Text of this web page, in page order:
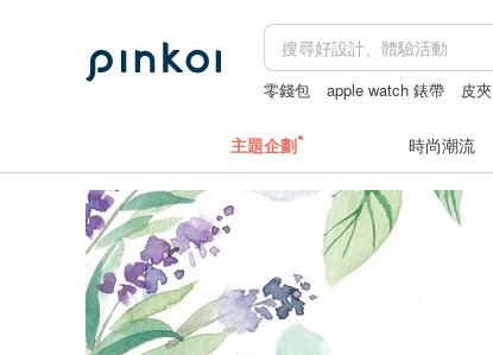
零錢包 apple watch 錶帶 皮夾
主題企劃 時尚潮流